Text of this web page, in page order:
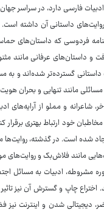
فارسی دارد، در سراسر
داستانی آن داشته
فردوسی که داستان‌های
و داستان‌های عرفانی مانند
گسترده‌تر شده‌اند و به
مانند تنهایی و بحران
شاعرانه و مملو از آرایه‌های
خود ارتباط بهتری برقرار
شده است. در گذشته، روایت‌ها
مانند فلاش‌بک و روایت‌های
مشروطه، ادبیات به
چاپ و گسترش آن نیز
شدن و اینترنت نیز